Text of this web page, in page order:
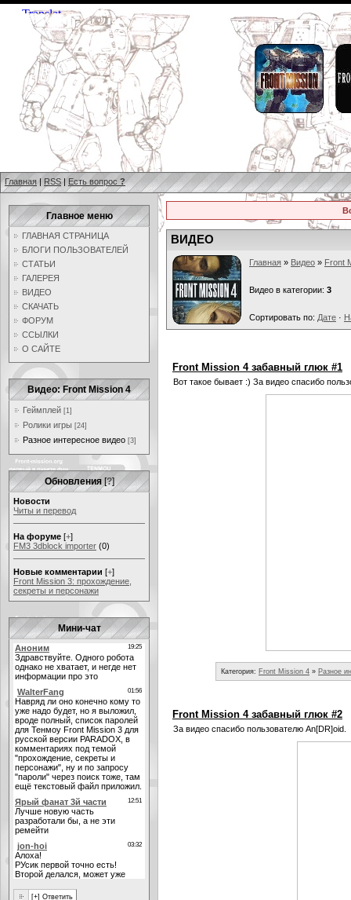
Главная | RSS | Есть вопрос ?
Главное меню
ГЛАВНАЯ СТРАНИЦА
БЛОГИ ПОЛЬЗОВАТЕЛЕЙ
СТАТЬИ
ГАЛЕРЕЯ
ВИДЕО
СКАЧАТЬ
ФОРУМ
ССЫЛКИ
О САЙТЕ
Видео: Front Mission 4
Геймплей [1]
Ролики игры [24]
Разное интересное видео [3]
Обновления [?]
Новости
Читы и перевод
На форуме [+]
FM3 3dblock importer (0)
Новые комментарии [+]
Front Mission 3: прохождение,
секреты и персонажи
Мини-чат
ВИДЕО
Главная » Видео » Front
Видео в категории: 3
Сортировать по: Дате ·
Front Mission 4 забавный глюк #1
Вот такое бывает :) За видео спасибо
Категория: Front Mission 4 » Разное
Front Mission 4 забавный глюк #2
За видео спасибо пользователю An[DR]oid.